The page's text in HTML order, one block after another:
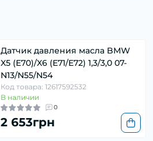
Датчик давления масла BMW
X5 (E70)/X6 (E71/E72) 1,3/3,0 07-
N13/N55/N54
Код товара: 12617592532
В наличии
0
2 653грн